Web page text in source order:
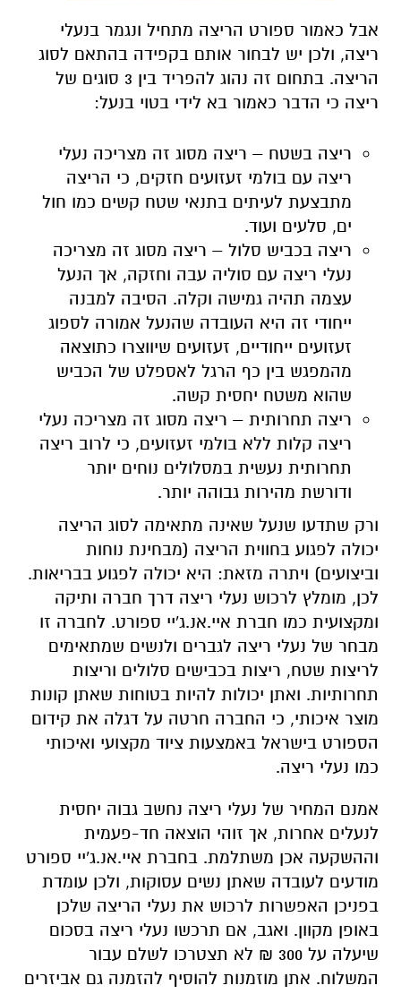
אבל כאמור ספורט הריצה מתחיל ונגמר בנעלי
ריצה, ולכן יש לבחור אותם בקפידה בהתאם לסוג
הריצה. בתחום זה נהוג להפריד בין 3 סוגים של
ריצה כי הדבר כאמור בא לידי בטוי בנעל:
ריצה בשטח – ריצה מסוג זה מצריכה נעלי
ריצה עם בולמי זעזועים חזקים, כי הריצה
מתבצעת לעיתים בתנאי שטח קשים כמו חול
ים, סלעים ועוד.
ריצה בכביש סלול – ריצה מסוג זה מצריכה
נעלי ריצה עם סוליה עבה וחזקה, אך הנעל
עצמה תהיה גמישה וקלה. הסיבה למבנה
ייחודי זה היא העובדה שהנעל אמורה לספוג
זעזועים ייחודיים, זעזועים שיווצרו כתוצאה
מהמפגש בין כף הרגל לאספלט של הכביש
שהוא משטח יחסית קשה.
ריצה תחרותית – ריצה מסוג זה מצריכה נעלי
ריצה קלות ללא בולמי זעזועים, כי לרוב ריצה
תחרותית נעשית במסלולים נוחים יותר
ודורשת מהירות גבוהה יותר.
ורק שתדעו שנעל שאינה מתאימה לסוג הריצה
יכולה לפגוע בחווית הריצה (מבחינת נוחות
וביצועים) ויתרה מזאת: היא יכולה לפגוע בבריאות.
לכן, מומלץ לרכוש נעלי ריצה דרך חברה ותיקה
ומקצועית כמו חברת איי.אנ.ג'יי ספורט. לחברה זו
מבחר של נעלי ריצה לגברים ולנשים שמתאימים
לריצות שטח, ריצות בכבישים סלולים וריצות
תחרותיות. ואתן יכולות להיות בטוחות שאתן קונות
מוצר איכותי, כי החברה חרטה על דגלה את קידום
הספורט בישראל באמצעות ציוד מקצועי ואיכותי
כמו נעלי ריצה.
אמנם המחיר של נעלי ריצה נחשב גבוה יחסית
לנעלים אחרות, אך זוהי הוצאה חד-פעמית
וההשקעה אכן משתלמת. בחברת איי.אנ.ג'יי ספורט
מודעים לעובדה שאתן נשים עסוקות, ולכן עומדת
בפניכן האפשרות לרכוש את נעלי הריצה שלכן
באופן מקוון. ואגב, אם תרכשו נעלי ריצה בסכום
שיעלה על 300 ₪ לא תצטרכו לשלם עבור
המשלוח. אתן מוזמנות להוסיף להזמנה גם אביזרים